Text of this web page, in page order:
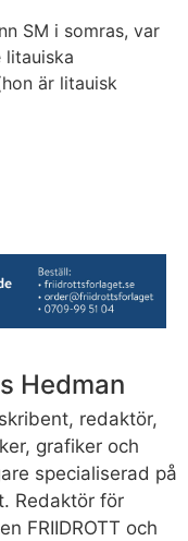
SM i somras, var
litauiska
är litauisk
Hedman
redaktör,
grafiker och
specialiserad på
Redaktör för
FRIIDROTT och